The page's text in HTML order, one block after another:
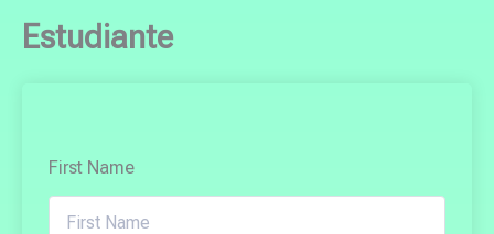
Estudiante
First Name